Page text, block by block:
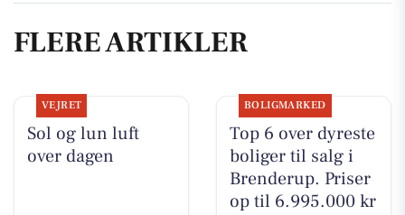
FLERE ARTIKLER
VEJRET
Sol og lun luft
over dagen
BOLIGMARKED
Top 6 over dyreste
boliger til salg i
Brenderup. Priser
op til 6.995.000 kr